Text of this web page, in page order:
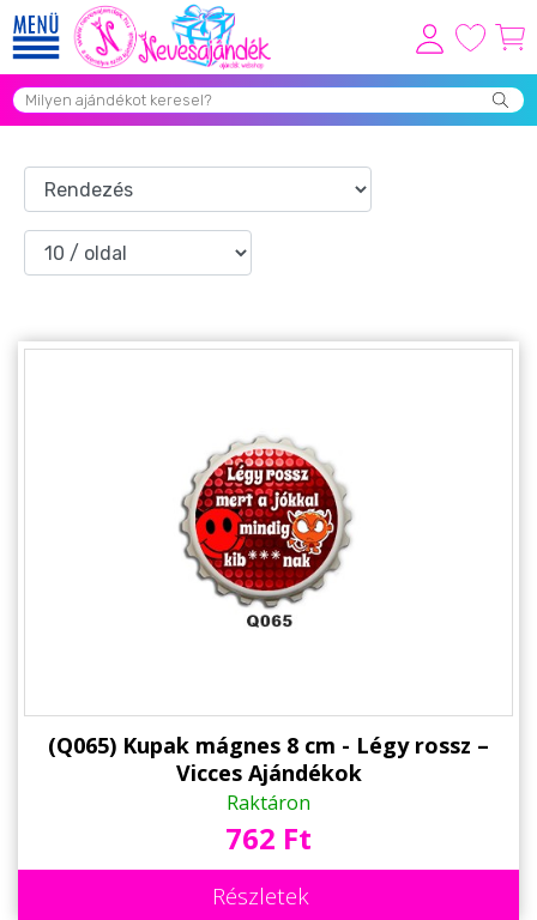
Viszonteladóknak
Grill Party Kellékek ❤️
Egyedi Ajándékok Rendelés
Vicces Pólók
Budapest Ajándéktárgyak
Ajándék Ötletek Férfiaknak
Családtagoknak
(Q065) Kupak mágnes 8 cm - Légy rossz –
Vicces Ajándékok
Raktáron
762 Ft
Részletek